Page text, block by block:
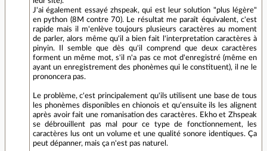
J'ai également essayé zhspeak, qui est leur solution "plus légère"
en python (8M contre 70). Le résultat me paraît équivalent, c'est
rapide mais il m'enlève toujours plusieurs caractères au moment
de parler, alors même qu'il a bien fait l'interpretation caractères à
pinyin. Il semble que dès qu'il comprend que deux caractères
forment un même mot, s'il n'a pas ce mot d'enregistré (même en
ayant un enregistrement des phonèmes qui le constituent), il ne le
prononcera pas.
Le problème, c'est principalement qu'ils utilisent une base de tous
les phonèmes disponibles en chionois et qu'ensuite ils les alignent
après avoir fait une romanisation des caractères. Ekho et Zhspeak
se débrouillent pas mal pour ce type de fonctionnement, les
caractères lus ont un volume et une qualité sonore identiques. Ça
peut dépanner, mais ça n'est pas naturel.